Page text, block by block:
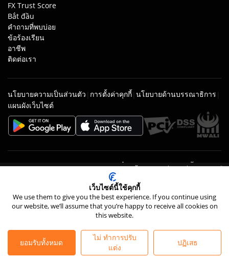
FX Trust Score
Bắt đầu
คำถามที่พบบ่อย
ข้อร้องเรียน
อาชีพ
ติดต่อเรา
นโยบายความเป็นส่วนตัว | การตั้งค่าคุกกี้| นโยบายด้านบรรณาธิการ |
แผนผังเว็บไซต์
ข้อยกเว้นความรับผิดชอบด้านความเสี่ยง: การเทรดด้วยมาร์จิ้นมีความ
เสี่ยงสูงที่จะสูญเสียเงินอย่างรวดเร็วเนื่องจากเลเวอเรจ คุณควร
พิจารณาว่าคุณเข้าใจการทำงานของการเทรดด้วยมาร์จิ้นหรือไม่ และ
คุณสามารถรับความเสี่ยงสูงในการสูญเสียเงินของคุณได้หรือไม่ อย่า
ฝากเงินมากกว่าที่คุณพร้อมจะสูญเสีย ลูกค้ามืออาชีพอาจขาดทุนเกิน
กว่าเงินฝากของตน โปรดดูนโยบายคำเตือนเกี่ยวกับความเสี่ยงของเรา
และขอคำแนะนำจากผู้เชี่ยวชาญอิสระหากคุณยังไม่เข้าใจอย่าง
ถ่องแท้ ข้อมูลนี้ไม่ได้มุ่งหมายหรือมีเจตนาให้เผยแพร่หรือใช้โดยผู้
พำนักในบางประเทศ/เขตอำนาจศาล ซึ่งรวมถึงแต่ไม่จำกัดเพียง
เงินอย่างรวดเร็วเนื่องจากเลเวอเรจ
เว็บไซต์นี้ใช้คุกกี้
We use them to give you the best experience. If you continue using
our website, we’ll assume that you’re happy to receive all cookies on
this website.
ยอมรับทั้งหมด
ไม่ ทำการปรับ
แต่ง
ปฏิเสธ